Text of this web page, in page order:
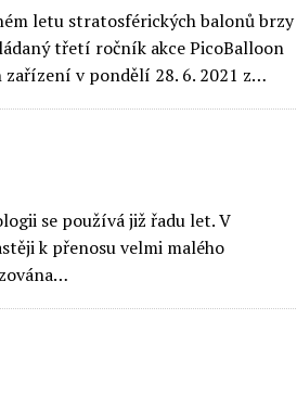
letu stratosférických balonů brzy
třetí ročník akce PicoBalloon
zařízení v pondělí 28. 6. 2021 z…
se používá již řadu let. V
k přenosu velmi malého